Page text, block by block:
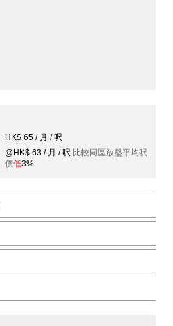
HK$ 65 / 月 / 呎
@HK$ 63 / 月 / 呎 比較同區放盤平均呎
價低3%